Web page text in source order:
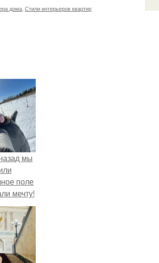
дома Стили интерьеров квартир
мы
поле
мечту!